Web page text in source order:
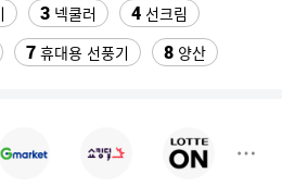
3 넥쿨러 4 선크림
7 휴대용 선풍기 8 양산
차량햇빛가리개